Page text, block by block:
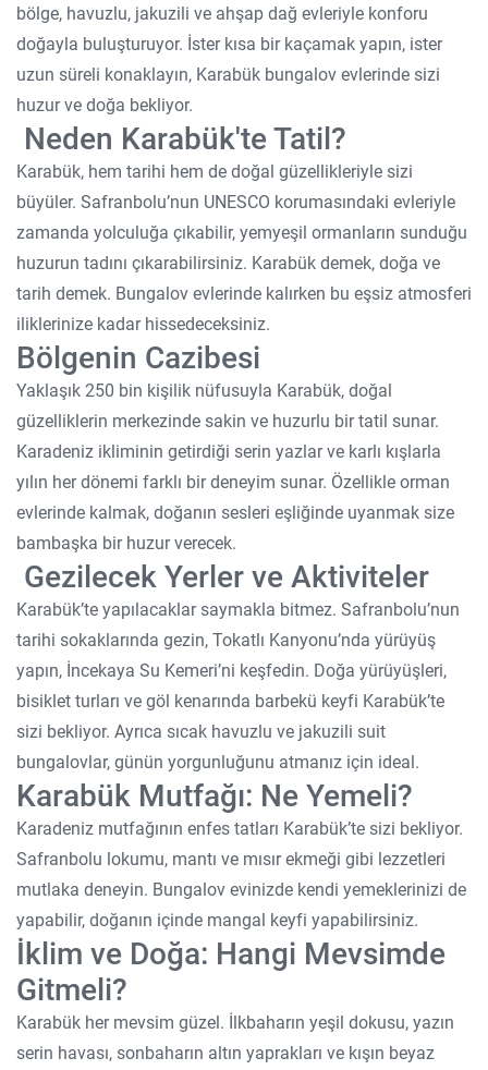
bölge, havuzlu, jakuzili ve ahşap dağ evleriyle konforu
doğayla buluşturuyor. İster kısa bir kaçamak yapın, ister
uzun süreli konaklayın, Karabük bungalov evlerinde sizi
huzur ve doğa bekliyor.
Neden Karabük'te Tatil?
Karabük, hem tarihi hem de doğal güzellikleriyle sizi
büyüler. Safranbolu’nun UNESCO korumasındaki evleriyle
zamanda yolculuğa çıkabilir, yemyeşil ormanların sunduğu
huzurun tadını çıkarabilirsiniz. Karabük demek, doğa ve
tarih demek. Bungalov evlerinde kalırken bu eşsiz atmosferi
iliklerinize kadar hissedeceksiniz.
Bölgenin Cazibesi
Yaklaşık 250 bin kişilik nüfusuyla Karabük, doğal
güzelliklerin merkezinde sakin ve huzurlu bir tatil sunar.
Karadeniz ikliminin getirdiği serin yazlar ve karlı kışlarla
yılın her dönemi farklı bir deneyim sunar. Özellikle orman
evlerinde kalmak, doğanın sesleri eşliğinde uyanmak size
bambaşka bir huzur verecek.
Gezilecek Yerler ve Aktiviteler
Karabük’te yapılacaklar saymakla bitmez. Safranbolu’nun
tarihi sokaklarında gezin, Tokatlı Kanyonu’nda yürüyüş
yapın, İncekaya Su Kemeri’ni keşfedin. Doğa yürüyüşleri,
bisiklet turları ve göl kenarında barbekü keyfi Karabük’te
sizi bekliyor. Ayrıca sıcak havuzlu ve jakuzili suit
bungalovlar, günün yorgunluğunu atmanız için ideal.
Karabük Mutfağı: Ne Yemeli?
Karadeniz mutfağının enfes tatları Karabük’te sizi bekliyor.
Safranbolu lokumu, mantı ve mısır ekmeği gibi lezzetleri
mutlaka deneyin. Bungalov evinizde kendi yemeklerinizi de
yapabilir, doğanın içinde mangal keyfi yapabilirsiniz.
İklim ve Doğa: Hangi Mevsimde
Gitmeli?
Karabük her mevsim güzel. İlkbaharın yeşil dokusu, yazın
serin havası, sonbaharın altın yaprakları ve kışın beyaz